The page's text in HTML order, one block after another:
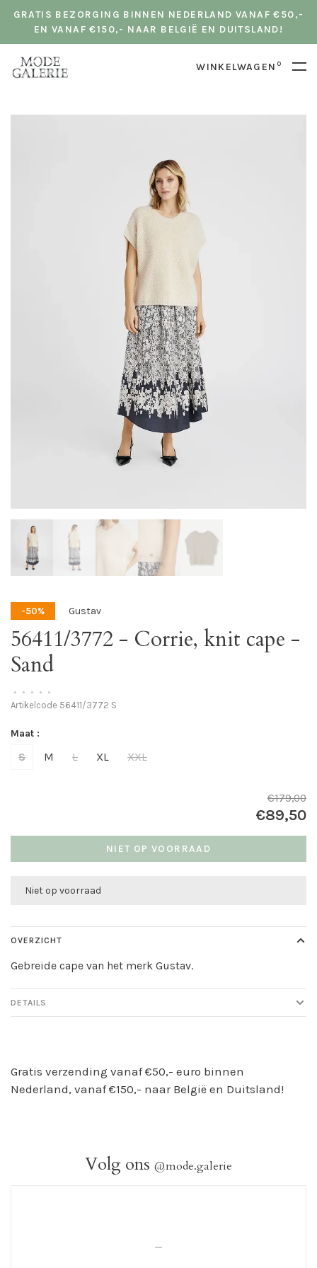
GRATIS BEZORGING BINNEN NEDERLAND VANAF €50,-
EN VANAF €150,- NAAR BELGIË EN DUITSLAND!
WINKELWAGEN 0
-50% Gustav
56411/3772 - Corrie, knit cape -
Sand
• • • • •
Artikelcode 56411/3772 S
Maat :
S M L XL XXL
€179,00
€89,50
NIET OP VOORRAAD
Niet op voorraad
OVERZICHT
Gebreide cape van het merk Gustav.
DETAILS
Gratis verzending vanaf €50,- euro binnen
Nederland, vanaf €150,- naar België en Duitsland!
Volg ons @mode.galerie
_